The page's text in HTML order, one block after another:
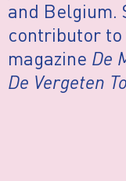
and Belgium.
contributor
magazine De
De Vergeten